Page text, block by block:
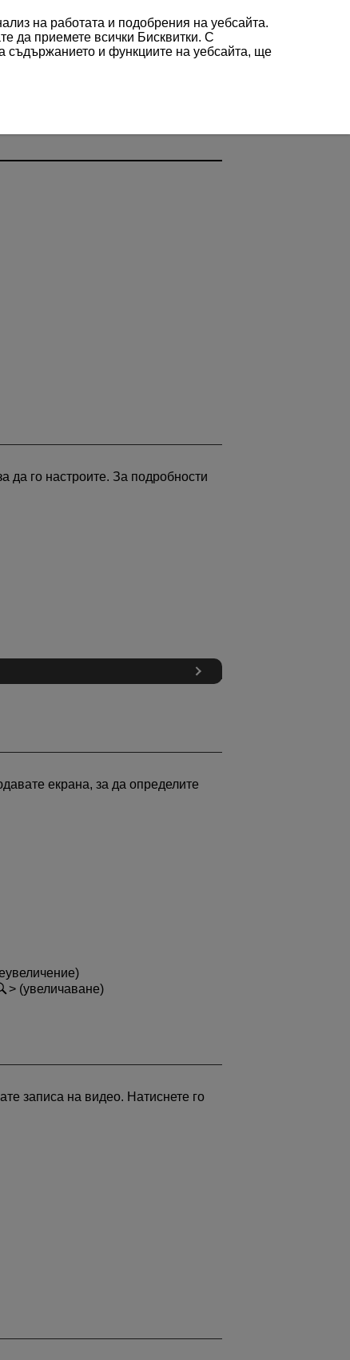
да го настроите. За подробности
екрана, за да определите
(увеличаване)
записа на видео. Натиснете го
на работата и подобрения на уебсайта.
да приемете всички Бисквитки. С
съдържанието и функциите на уебсайта, ще